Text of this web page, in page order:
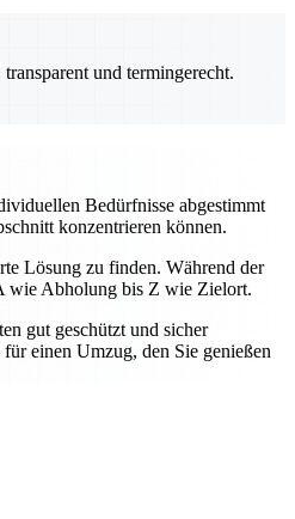
und termingerecht.
Bedürfnisse abgestimmt
konzentrieren können.
Lösung zu finden. Während der
wie Abholung bis Z wie Zielort.
gut geschützt und sicher
einen Umzug, den Sie genießen